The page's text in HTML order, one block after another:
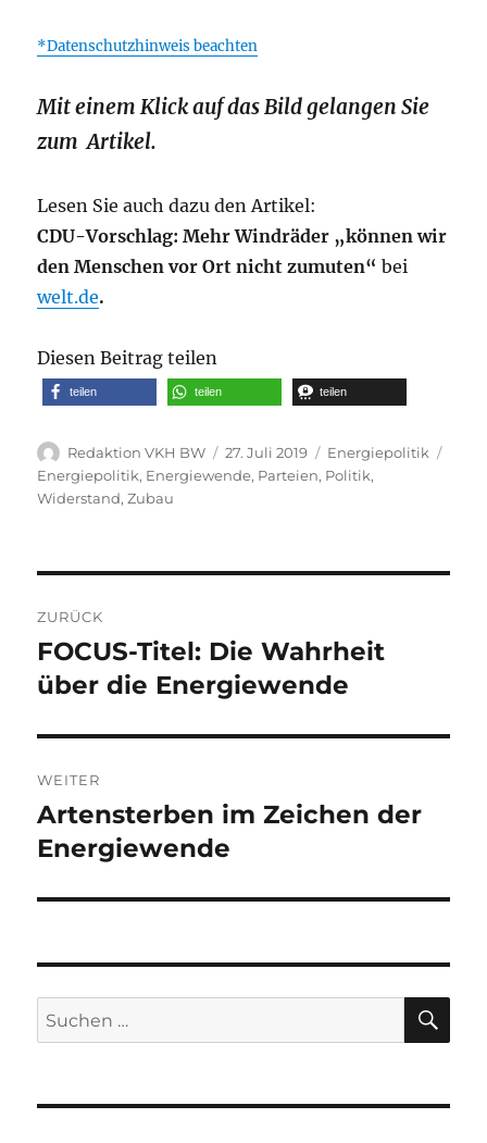
*Datenschutzhinweis beachten
Mit einem Klick auf das Bild gelangen Sie
zum Artikel.
Lesen Sie auch dazu den Artikel:
CDU-Vorschlag:Mehr Windräder „können wir
den Menschen vor Ort nicht zumuten“bei
welt.de.
Diesen Beitrag teilen
teilen teilen teilen
Autor
Redaktion VKH BW
Veröffentlicht
am
27. Juli 2019 Kategorien
Energiepolitik
Energiepolitik, Energiewende, Parteien, Politik,
Widerstand,Zubau
ZURÜCK
Vorheriger
Beitrag:
FOCUS-Titel: Die Wahrheit
über die Energiewende
WEITER
Nächster
Beitrag:
Artensterben im Zeichen der
Energiewende
Suche
nach: